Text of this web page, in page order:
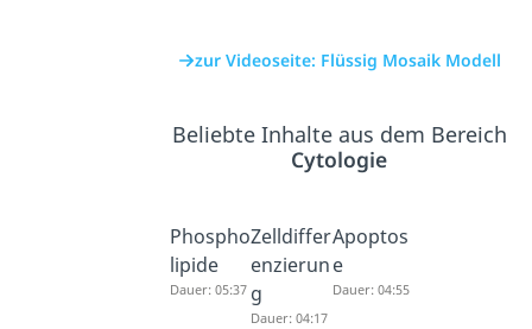
zur Videoseite: Flüssig Mosaik Modell
Beliebte Inhalte aus dem Bereich
Cytologie
Phospho
lipide
Dauer: 05:37
Zelldiffer
enzierun
g
Dauer: 04:17
Apoptos
e
Dauer: 04:55